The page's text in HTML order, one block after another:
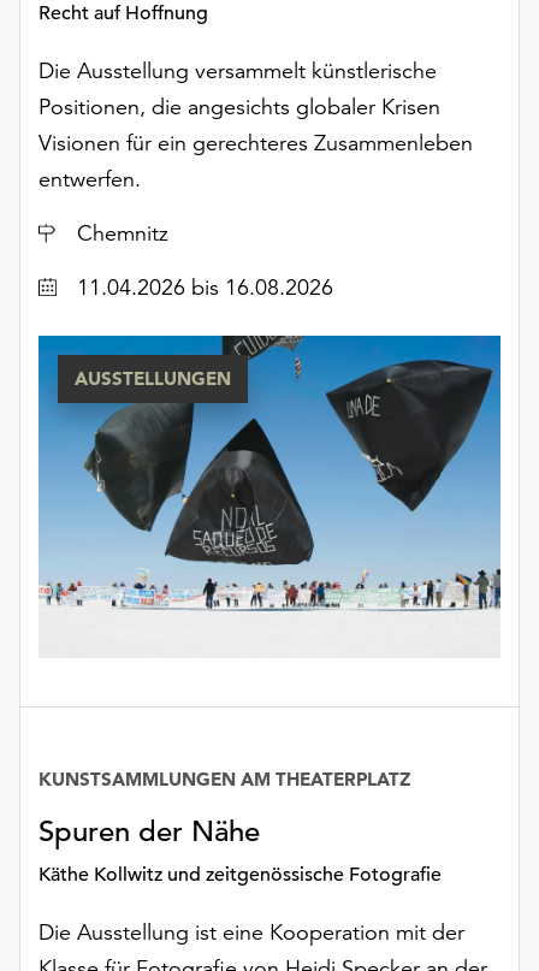
Recht auf Hoffnung
Die Ausstellung versammelt künstlerische
Positionen, die angesichts globaler Krisen
Visionen für ein gerechteres Zusammenleben
entwerfen.
Ort
Chemnitz
Datum11.04.2026 bis 16.08.2026
AUSSTELLUNGEN
Spuren der Nähe
Käthe Kollwitz und zeitgenössische Fotografie
KUNSTSAMMLUNGEN AM THEATERPLATZ
Die Ausstellung ist eine Kooperation mit der